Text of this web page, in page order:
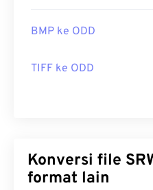
BMP ke ODD
TIFF ke ODD
Konversi file SRW Anda ke
format lain